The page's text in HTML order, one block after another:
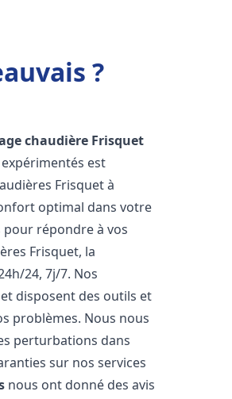
?
chaudière Frisquet
est
Frisquet à
optimal dans votre
répondre à vos
Frisquet, la
24, 7j/7. Nos
disposent des outils et
problèmes. Nous nous
perturbations dans
sur nos services
nous ont donné des avis